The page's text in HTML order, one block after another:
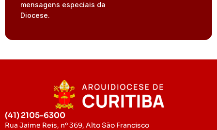
mensagens especiais da
Diocese.
(41) 2105-6300
Rua Jaime Reis, nº 369, Alto São Francisco